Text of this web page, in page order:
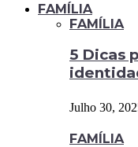
FAMÍLIA
FAMÍLIA
5 Dicas
Julho 30,
FAMÍLIA